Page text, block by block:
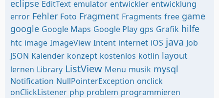
eclipse EditText emulator entwickler entwicklung
error Fehler Foto Fragment Fragments free game
google Google Maps Google Play gps Grafik hilfe
htc image ImageView Intent internet iOS java Job
JSON Kalender konzept kostenlos kotlin layout
lernen Library ListView Menu musik mysql
Notification NullPointerException onclick
onClickListener php problem programmieren